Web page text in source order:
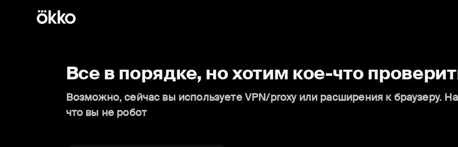
Все в порядке, но хотим кое-что
Возможно, сейчас вы используете VPN/proxy или расширения к браузеру.
что вы не робот